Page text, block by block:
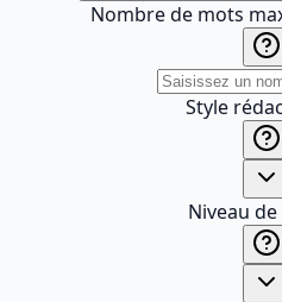
Nombre de mots
Style
Niveau